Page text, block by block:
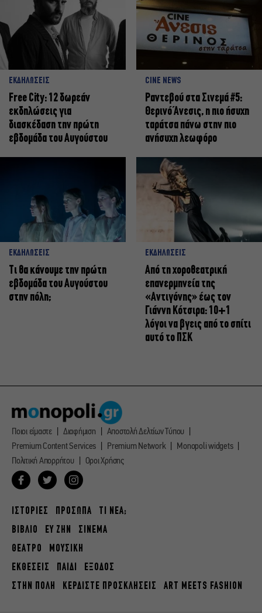
ΕΚΔΗΛΩΣΕΙΣ
Free City: 12 δωρεάν
εκδηλώσεις για
διασκέδαση την πρώτη
εβδομάδα του Αυγούστου
CINE NEWS
Ραντεβού στα Σινεμά #5:
Θερινό Άνεσις, η πιο ήσυχη
ταράτσα πάνω στην πιο
ανήσυχη λεωφόρο
ΕΚΔΗΛΩΣΕΙΣ
Τι θα κάνουμε την πρώτη
εβδομάδα του Αυγούστου
στην πόλη;
ΕΚΔΗΛΩΣΕΙΣ
Από τη χοροθεατρική
επανερμηνεία της
«Αντιγόνης» έως τον
Γιάννη Κότσιρα: 10+1
λόγοι να βγεις από το σπίτι
αυτό το ΠΣΚ
Ποιοι είμαστε Διαφήμιση
Αποστολή Δελτίων Τύπου
Premium Content Services
Premium Network
Monopoli widgets
Πολιτική Απορρήτου
Οροι Χρήσης
ΙΣΤΟΡΙΕΣ ΠΡΟΣΩΠΑ
ΤΙ ΝΕΑ;
ΒΙΒΛΙΟ
ΕΥ ΖΗΝ
ΣΙΝΕΜΑ
ΘΕΑΤΡΟ
ΜΟΥΣΙΚΗ
ΕΚΘΕΣΕΙΣ
ΠΑΙΔΙ
ΕΞΟΔΟΣ
ΣΤΗΝ ΠΟΛΗ
ΚΕΡΔΙΣΤΕ ΠΡΟΣΚΛΗΣΕΙΣ ART MEETS FASHION